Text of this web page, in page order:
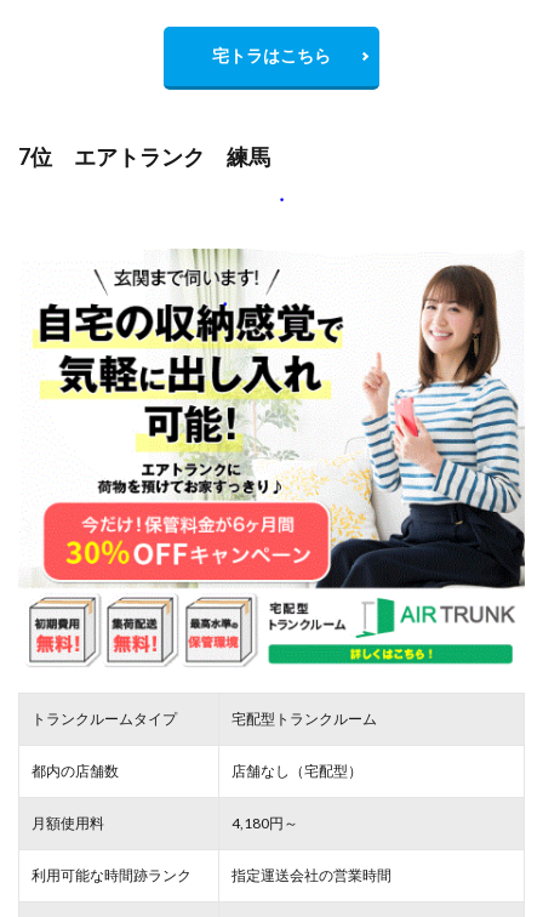
宅トラはこちら
7位 エアトランク 練馬
トランクルームタイプ 宅配型トランクルーム
都内の店舗数 店舗なし（宅配型）
月額使用料 4,180円～
利用可能な時間跡ランク 指定運送会社の営業時間